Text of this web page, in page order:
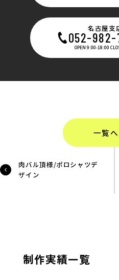
名古屋支
052-982-
OPEN 9:00-18:00
一覧
肉バル頂様/ポロシャツデ
ザイン
制作実績一覧